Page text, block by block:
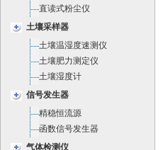
直读式粉尘仪
土壤采样器
土壤温湿度速测仪
土壤肥力测定仪
土壤湿度计
信号发生器
精稳恒流源
函数信号发生器
气体检测仪